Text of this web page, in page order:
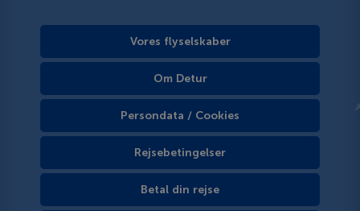
Vores flyselskaber
Om Detur
Persondata / Cookies
Rejsebetingelser
Betal din rejse